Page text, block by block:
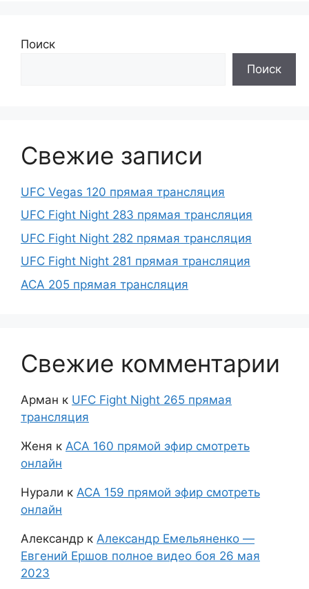
Поиск
Поиск
Свежие записи
UFC Vegas 120 прямая трансляция
UFC Fight Night 283 прямая трансляция
UFC Fight Night 282 прямая трансляция
UFC Fight Night 281 прямая трансляция
ACA 205 прямая трансляция
Свежие комментарии
Арман к UFC Fight Night 265 прямая
трансляция
Женя к АСА 160 прямой эфир смотреть
онлайн
Нурали к АСА 159 прямой эфир смотреть
онлайн
Александр к Александр Емельяненко —
Евгений Ершов полное видео боя 26 мая
2023